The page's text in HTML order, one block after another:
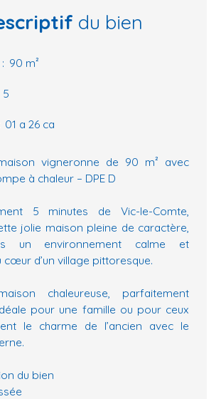
du bien
: 90 m²
5
01 a 26 ca
vigneronne de 90 m² avec
à chaleur – DPE D
5 minutes de Vic-le-Comte,
jolie maison pleine de caractère,
un environnement calme et
d’un village pittoresque.
chaleureuse, parfaitement
pour une famille ou pour ceux
le charme de l’ancien avec le
du bien